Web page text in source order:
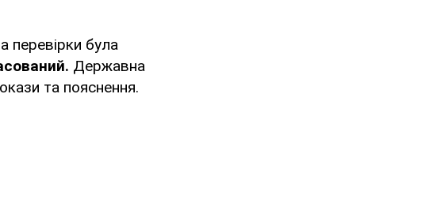
перевірки була
Державна
та пояснення.